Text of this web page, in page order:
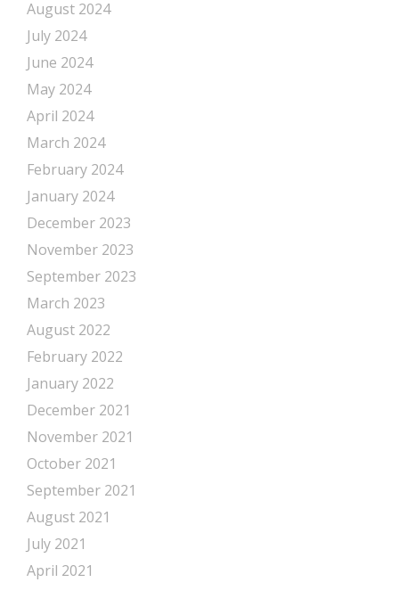
August 2024
July 2024
June 2024
May 2024
April 2024
March 2024
February 2024
January 2024
December 2023
November 2023
September 2023
March 2023
August 2022
February 2022
January 2022
December 2021
November 2021
October 2021
September 2021
August 2021
July 2021
April 2021